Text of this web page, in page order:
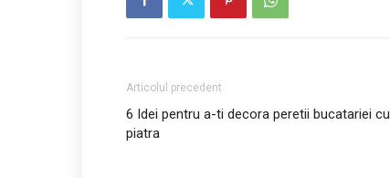
Articolul precedent
6 Idei pentru a-ti decora peretii bucatariei cu
piatra